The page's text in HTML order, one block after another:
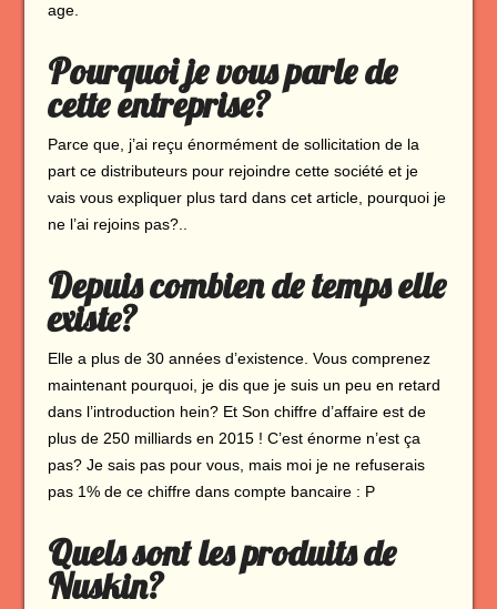
age.
Pourquoi je vous parle de
cette entreprise?
Parce que, j’ai reçu énormément de sollicitation de la
part ce distributeurs pour rejoindre cette société et je
vais vous expliquer plus tard dans cet article, pourquoi je
ne l’ai rejoins pas?..
Depuis combien de temps elle
existe?
Elle a plus de 30 années d’existence. Vous comprenez
maintenant pourquoi, je dis que je suis un peu en retard
dans l’introduction hein? Et Son chiffre d’affaire est de
plus de 250 milliards en 2015 ! C’est énorme n’est ça
pas? Je sais pas pour vous, mais moi je ne refuserais
pas 1% de ce chiffre dans compte bancaire : P
Quels sont les produits de
Nuskin?